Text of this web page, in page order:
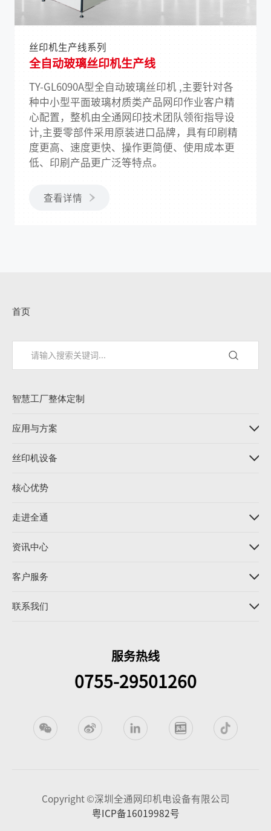
丝印机生产线系列
全自动玻璃丝印机生产线
TY-GL6090A型全自动玻璃丝印机 ,主要针对各
种中小型平面玻璃材质类产品网印作业客户精
心配置，整机由全通网印技术团队领衔指导设
计,主要零部件采用原装进口品牌，具有印刷精
度更高、速度更快、操作更简便、使用成本更
低、印刷产品更广泛等特点。
查看详情
首页
智慧工厂整体定制
应用与方案
丝印机设备
核心优势
走进全通
资讯中心
客户服务
联系我们
服务热线
0755-29501260
Copyright ©深圳全通网印机电设备有限公司
粤ICP备16019982号